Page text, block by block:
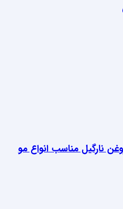
نارگیل مناسب انواع مو